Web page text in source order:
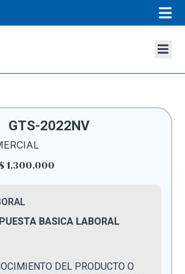
GTS-2022NV
1.300.000
BASICA LABORAL
DEL PRODUCTO O